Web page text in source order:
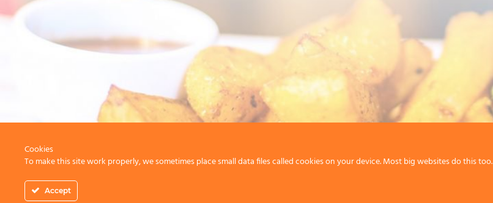
Cookies
To make this site work properly, we sometimes place small data files called cookies on your device. Most big websites do this too.
Accept